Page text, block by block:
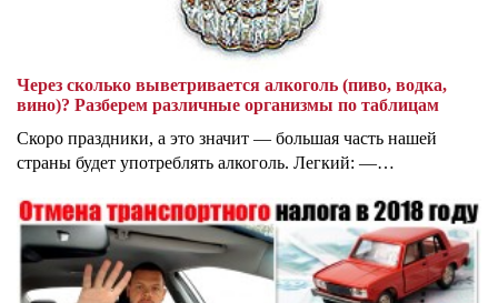
Через сколько выветривается алкоголь (пиво, водка,
вино)? Разберем различные организмы по таблицам
Скоро праздники, а это значит — большая часть нашей
страны будет употреблять алкоголь. Легкий: —…